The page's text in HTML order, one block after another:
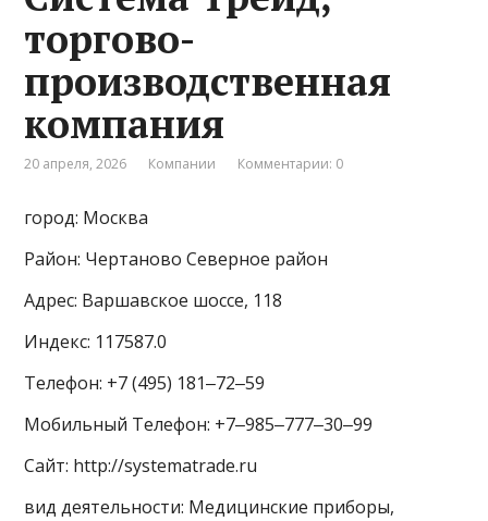
торгово-
производственная
компания
20 апреля, 2026 Компании Комментарии: 0
город: Москва
Район: Чертаново Северное район
Адрес: Варшавское шоссе, 118
Индекс: 117587.0
Телефон: +7 (495) 181‒72‒59
Мобильный Телефон: +7‒985‒777‒30‒99
Сайт: http://systematrade.ru
вид деятельности: Медицинские приборы,